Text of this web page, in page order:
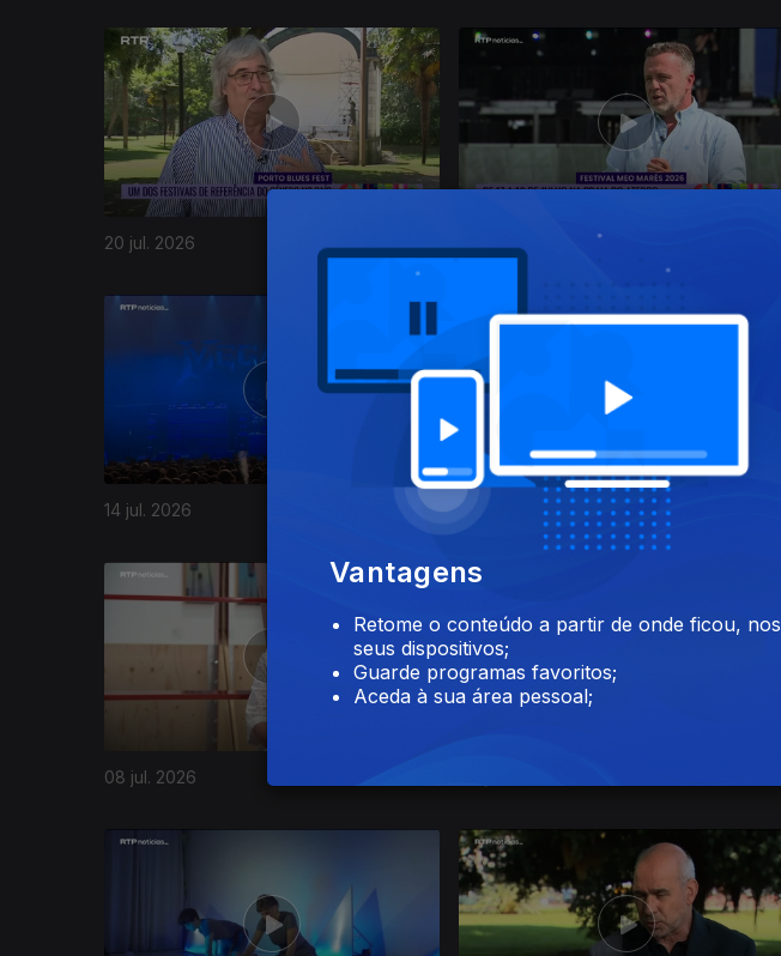
20 jul. 2026
14 jul. 2026 13 jul. 2026
941592
08 jul. 2026
Vantagens
Retome o conteúdo a partir de onde ficou, nos
seus dispositivos;
Guarde programas favoritos;
Aceda à sua área pessoal;